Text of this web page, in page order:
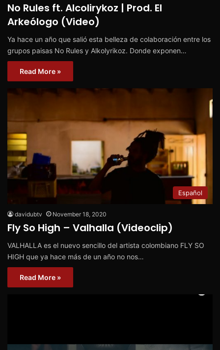
No Rules ft. Alcolirykoz | Prod. El
Arkeólogo (Video)
Ya hace un año que salió esta belleza de colaboración entre los
grupos paisas No Rules y Alkolyrikoz. Donde exponen…
Read More »
Español
davidubtv November 18, 2020
Fly So High – Valhalla (Videoclip)
VALHALLA es el nuevo sencillo del artista colombiano FLY SO
HIGH que ya hace más de un año no nos…
Read More »